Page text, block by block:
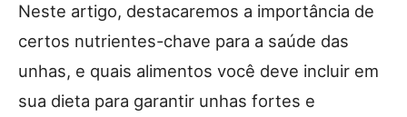
Neste artigo, destacaremos a importância de
certos nutrientes-chave para a saúde das
unhas, e quais alimentos você deve incluir em
sua dieta para garantir unhas fortes e